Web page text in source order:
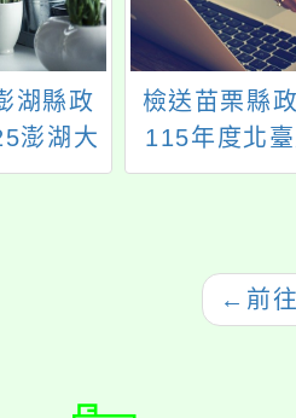
湖縣政
澎湖大
傳海報1
檢送苗栗縣
115年度北
「校園短影
動-情緒守門
迎同學報
← 前